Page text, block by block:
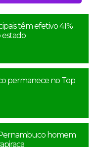
têm efetivo 41%
estado
permanece no Top
homem